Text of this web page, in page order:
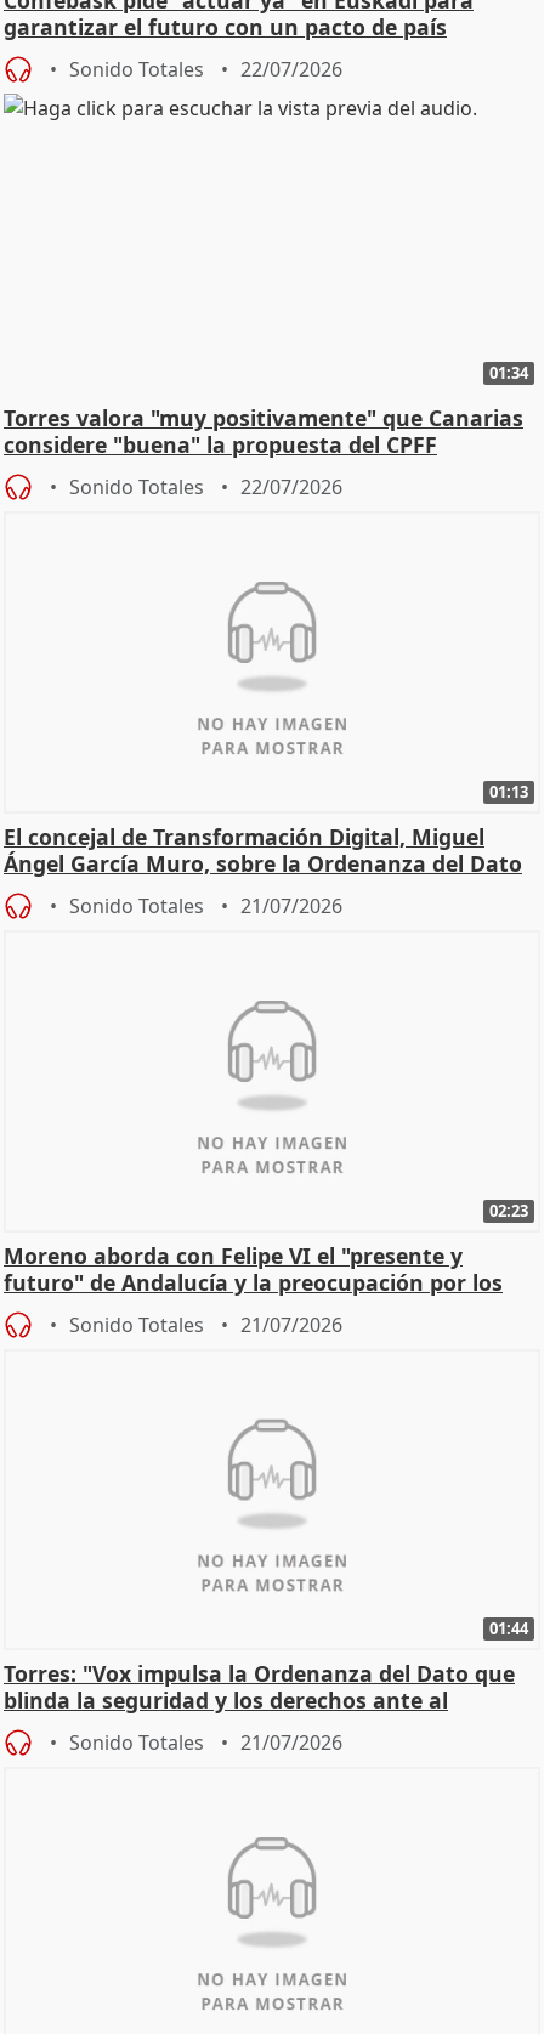
garantizar el futuro con un pacto de país
Sonido Totales 22/07/2026
01:34
Torres valora "muy positivamente" que Canarias
considere "buena" la propuesta del CPFF
Sonido Totales 22/07/2026
01:13
El concejal de Transformación Digital, Miguel
Ángel García Muro, sobre la Ordenanza del Dato
Sonido Totales 21/07/2026
02:23
Moreno aborda con Felipe VI el "presente y
futuro" de Andalucía y la preocupación por los
incendios
Sonido Totales 21/07/2026
01:44
Torres: "Vox impulsa la Ordenanza del Dato que
blinda la seguridad y los derechos ante al
control"
Sonido Totales 21/07/2026